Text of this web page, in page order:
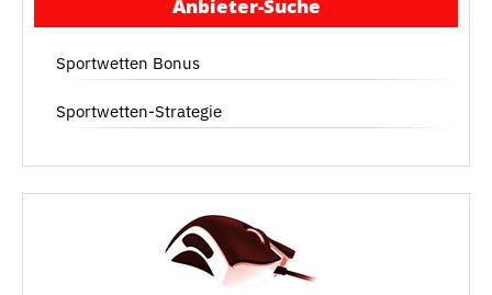
Anbieter-Suche
Sportwetten Bonus
Sportwetten-Strategie